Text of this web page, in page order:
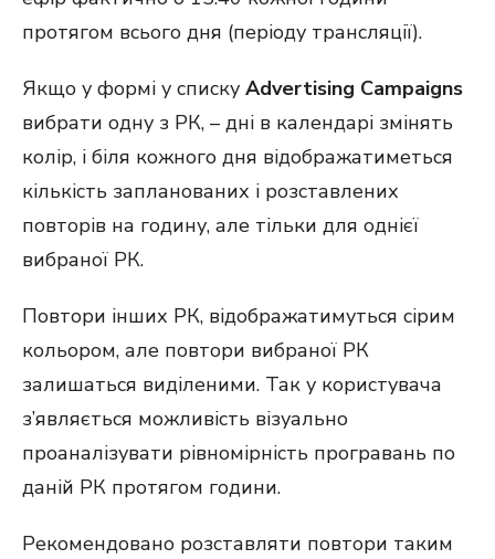
протягом всього дня (періоду трансляції).
Якщо у формі у списку Advertising Campaigns
вибрати одну з РК, – дні в календарі змінять
колір, і біля кожного дня відображатиметься
кількість запланованих і розставлених
повторів на годину, але тільки для однієї
вибраної РК.
Повтори інших РК, відображатимуться сірим
кольором, але повтори вибраної РК
залишаться виділеними. Так у користувача
з’являється можливість візуально
проаналізувати рівномірність програвань по
даній РК протягом години.
Рекомендовано розставляти повтори таким